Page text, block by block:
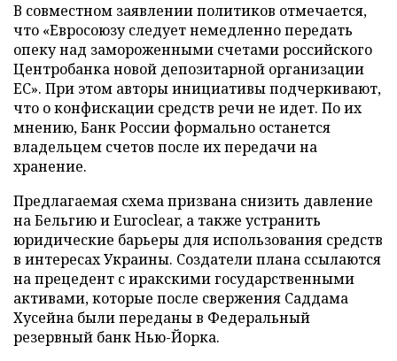
В совместном заявлении политиков отмечается,
что «Евросоюзу следует немедленно передать
опеку над замороженными счетами российского
Центробанка новой депозитарной организации
ЕС». При этом авторы инициативы подчеркивают,
что о конфискации средств речи не идет. По их
мнению, Банк России формально останется
владельцем счетов после их передачи на
хранение.
Предлагаемая схема призвана снизить давление
на Бельгию и Euroclear, а также устранить
юридические барьеры для использования средств
в интересах Украины. Создатели плана ссылаются
на прецедент с иракскими государственными
активами, которые после свержения Саддама
Хусейна были переданы в Федеральный
резервный банк Нью-Йорка.